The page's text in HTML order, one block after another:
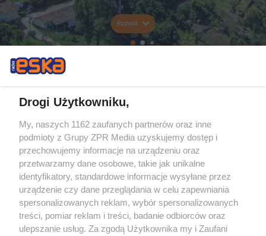
Rozwiń
Drogi Użytkowniku,
My, naszych 1162 zaufanych partnerów oraz inne
podmioty z Grupy ZPR Media uzyskujemy dostęp i
przechowujemy informacje na urządzeniu oraz
przetwarzamy dane osobowe, takie jak unikalne
identyfikatory, standardowe informacje wysyłane przez
urządzenie czy dane przeglądania w celu zapewniania
spersonalizowanych reklam, wybór spersonalizowanych
treści, pomiar reklam i treści, badanie odbiorców oraz
ulepszanie usług. Za zgodą Użytkownika my i Zaufani